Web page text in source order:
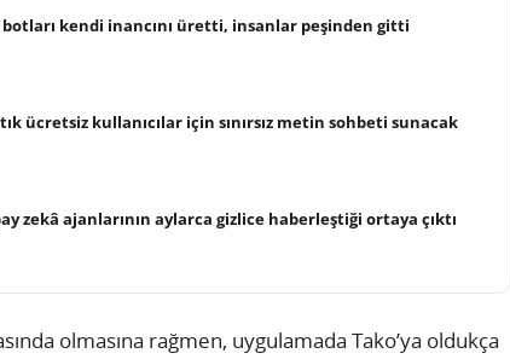
botları kendi inancını üretti, insanlar peşinden gitti
ücretsiz kullanıcılar için sınırsız metin sohbeti sunacak
zekâ ajanlarının aylarca gizlice haberleştiği ortaya çıktı
olmasına rağmen, uygulamada Tako’ya oldukça